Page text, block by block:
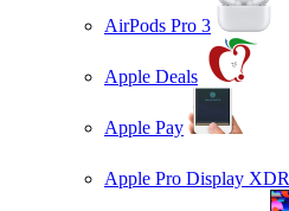
AirPods Pro 3
Apple Deals
Apple Pay
Apple Pro Display XDR